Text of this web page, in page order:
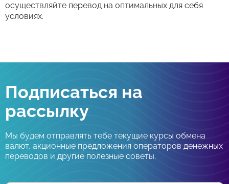
осуществляйте перевод на оптимальных для себя
условиях.
Подписаться на
рассылку
Мы будем отправлять тебе текущие курсы обмена
валют, акционные предложения операторов денежных
переводов и другие полезные советы.